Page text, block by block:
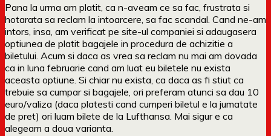
Pana la urma am platit, ca n-aveam ce sa fac, frustrata si
hotarata sa reclam la intoarcere, sa fac scandal. Cand ne-am
intors, insa, am verificat pe site-ul companiei si adaugasera
optiunea de platit bagajele in procedura de achizitie a
biletului. Acum si daca as vrea sa reclam nu mai am dovada
ca in luna februarie cand am luat eu biletele nu exista
aceasta optiune. Si chiar nu exista, ca daca as fi stiut ca
trebuie sa cumpar si bagajele, ori preferam atunci sa dau 10
euro/valiza (daca platesti cand cumperi biletul e la jumatate
de pret) ori luam bilete de la Lufthansa. Mai sigur e ca
alegeam a doua varianta.